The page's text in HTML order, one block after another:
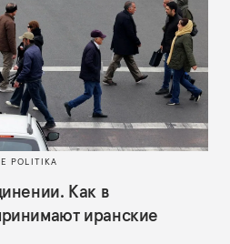
POLITIKA
Как в
иранские